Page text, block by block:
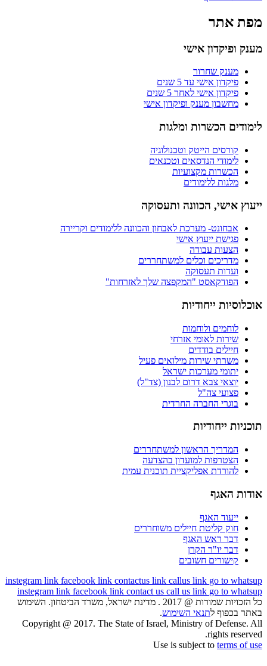
מפת אתר
מענק ופיקדון אישי
מענק שחרור
פיקדון אישי עד 5 שנים
פיקדון אישי לאחר 5 שנים
מחשבון מענק ופיקדון אישי
לימודים הכשרות ומלגות
קורסים הייטק וטכנולוגיה
לימודי הנדסאים וטכנאים
הכשרות מקצועיות
מלגות ללימודים
ייעוץ אישי, הכוונה ותעסוקה
אבחונט- מערכת לאבחון והכוונה ללימודים וקריירה
פגישת ייעוץ אישי
הצעות עבודה
מדריכים וכלים למשתחררים
ועדות תעסוקה
הפודקאסט "המקפצה שלך לאזרחות"
אוכלוסיות ייחודיות
לוחמים ולוחמות
שירות לאומי אזרחי
חיילים בודדים
משרתי שירות מילואים פעיל
יתומי מערכות ישראל
יוצאי צבא דרום לבנון (צד"ל)
פצועי צה"ל
בוגרי החברה החרדית
תוכניות ייחודיות
המדריך הראשון למשתחררים
הצטרפות למועדון בהצדעה
להורדת אפליקציית תוכנית עמית
אודות האגף
ייעוד האגף
חוק קליטת חיילים משוחררים
דבר ראש האגף
דבר יו"ר הקרן
קישורים חשובים
instegram link facebook link contactus link callus link go to whatsup
instegram link facebook link contact us call us link go to whatsup
כל הזכויות שמורות @ 2017 . מדינת ישראל, משרד הביטחון. השימוש
באתר בכפוף לתנאי השימוש.
Copyright @ 2017. The State of Israel, Ministry of Defense. All
rights reserved.
Use is subject to terms of use